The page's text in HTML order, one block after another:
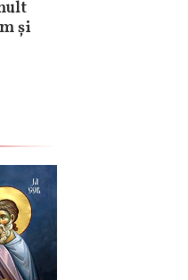
și